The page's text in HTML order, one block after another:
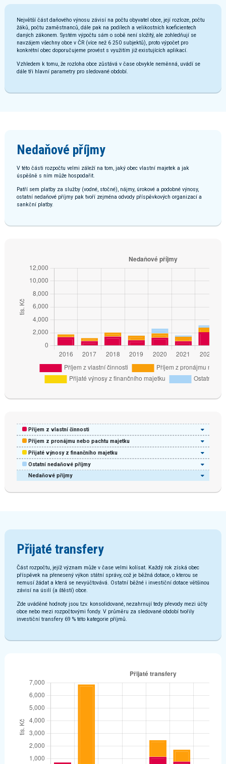
Největší část daňového výnosu závisí na počtu obyvatel obce, její rozloze, počtu
žáků, počtu zaměstnanců, dále pak na podílech a velikostních koeficientech
daných zákonem. Systém výpočtu sám o sobě není složitý, ale zohledňují se
navzájem všechny obce v ČR (více než 6 250 subjektů), proto výpočet pro
konkrétní obec doporučujeme provést s využitím již existujících aplikací.
Vzhledem k tomu, že rozloha obce zůstává v čase obvykle neměnná, uvádí se
dále tři hlavní parametry pro sledované období.
Nedaňové příjmy
V této části rozpočtu velmi záleží na tom, jaký obec vlastní majetek a jak
úspěšně s ním může hospodařit.
Patří sem platby za služby (vodné, stočné), nájmy, úrokové a podobné výnosy,
ostatní nedaňové příjmy pak tvoří zejména odvody příspěvkových organizací a
sankční platby.
Nedaňové příjmy
Příjem z vlastní činnosti
Příjem z pronájmu nebo pachtu majetku
Přijaté výnosy z finančního majetku
Ostatní nedaňové příjmy
Přijaté transfery
Část rozpočtu, jejíž význam může v čase velmi kolísat. Každý rok získá obec
příspěvek na přenesený výkon státní správy, což je běžná dotace, o kterou se
nemusí žádat a která se nevyúčtovává. Ostatní běžné i investiční dotace většinou
závisí na úsilí (a štěstí) obce.
Zde uváděné hodnoty jsou tzv. konsolidované, nezahrnují tedy převody mezi účty
obce nebo mezi rozpočtovými fondy. V průměru za sledované období tvořily
investiční transfery 69 % této kategorie příjmů.